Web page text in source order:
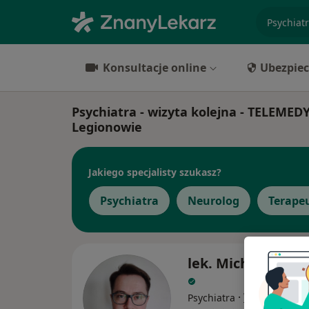
Konsultacje online
Psychiatra - wizyta kolejna -
Legionowie
Jakiego specjalisty szukasz?
Psychiatra Neurolog
lek. Michał
Psychiatra · Więcej